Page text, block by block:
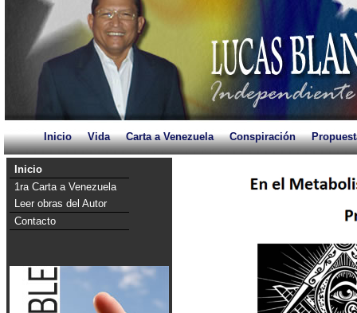
Inicio Vida Carta a Venezuela Conspiración
Inicio
1ra Carta a Venezuela
Leer obras del Autor
Contacto